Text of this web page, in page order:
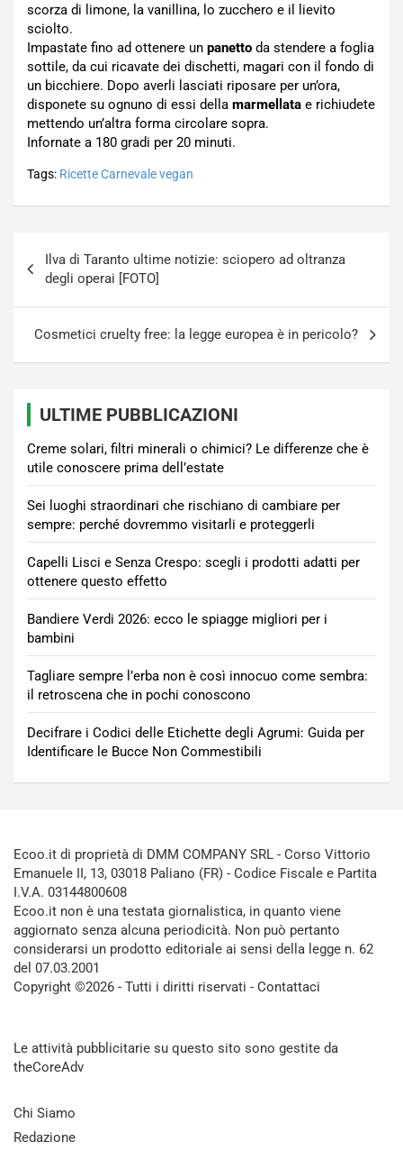
scorza di limone, la vanillina, lo zucchero e il lievito
sciolto.
Impastate fino ad ottenere un panetto da stendere a foglia
sottile, da cui ricavate dei dischetti, magari con il fondo di
un bicchiere. Dopo averli lasciati riposare per un’ora,
disponete su ognuno di essi della marmellata e richiudete
mettendo un’altra forma circolare sopra.
Infornate a 180 gradi per 20 minuti.
Tags: Ricette Carnevale vegan
articoli
Ilva di Taranto ultime notizie: sciopero ad oltranza
degli operai [FOTO]
Cosmetici cruelty free: la legge europea è in pericolo?
ULTIME PUBBLICAZIONI
Creme solari, filtri minerali o chimici? Le differenze che è
utile conoscere prima dell’estate
Sei luoghi straordinari che rischiano di cambiare per
sempre: perché dovremmo visitarli e proteggerli
Capelli Lisci e Senza Crespo: scegli i prodotti adatti per
ottenere questo effetto
Bandiere Verdi 2026: ecco le spiagge migliori per i
bambini
Tagliare sempre l’erba non è così innocuo come sembra:
il retroscena che in pochi conoscono
Decifrare i Codici delle Etichette degli Agrumi: Guida per
Identificare le Bucce Non Commestibili
Ecoo.it di proprietà di DMM COMPANY SRL - Corso Vittorio
Emanuele II, 13, 03018 Paliano (FR) - Codice Fiscale e Partita
I.V.A. 03144800608
Ecoo.it non è una testata giornalistica, in quanto viene
aggiornato senza alcuna periodicità. Non può pertanto
considerarsi un prodotto editoriale ai sensi della legge n. 62
del 07.03.2001
Copyright ©2026 - Tutti i diritti riservati - Contattaci
Le attività pubblicitarie su questo sito sono gestite da
theCoreAdv
Chi Siamo
Redazione